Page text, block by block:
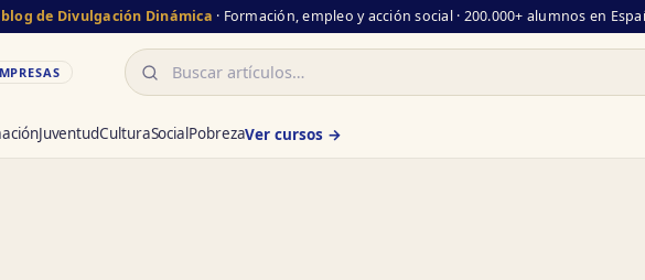
blog de Divulgación Dinámica · Formación, empleo y acción social · 200.000+ alumnos en
Buscar
JuventudCulturaSocialPobrezaVer cursos →